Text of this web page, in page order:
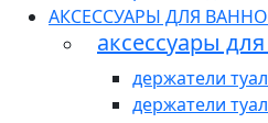
АКСЕССУАРЫ ДЛЯ
аксессуары
держатели
держатели